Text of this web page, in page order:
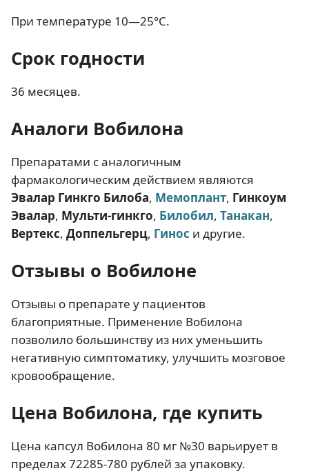
При температуре 10—25°C.
Срок годности
36 месяцев.
Аналоги Вобилона
Препаратами с аналогичным
фармакологическим действием являются
Эвалар Гинкго Билоба, Мемоплант, Гинкоум
Эвалар, Мульти-гинкго, Билобил, Танакан,
Вертекс, Доппельгерц, Гинос и другие.
Отзывы о Вобилоне
Отзывы о препарате у пациентов
благоприятные. Применение Вобилона
позволило большинству из них уменьшить
негативную симптоматику, улучшить мозговое
кровообращение.
Цена Вобилона, где купить
Цена капсул Вобилона 80 мг №30 варьирует в
пределах 72285-780 рублей за упаковку.